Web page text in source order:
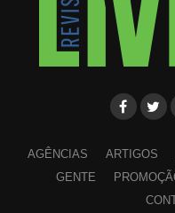
AGÊNCIAS ARTIGOS
GENTE